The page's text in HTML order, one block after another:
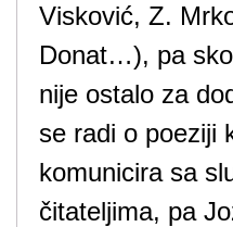
Visković, Z.
Donat…), pa
nije ostalo za
se radi o poeziji
komunicira sa
čitateljima, pa